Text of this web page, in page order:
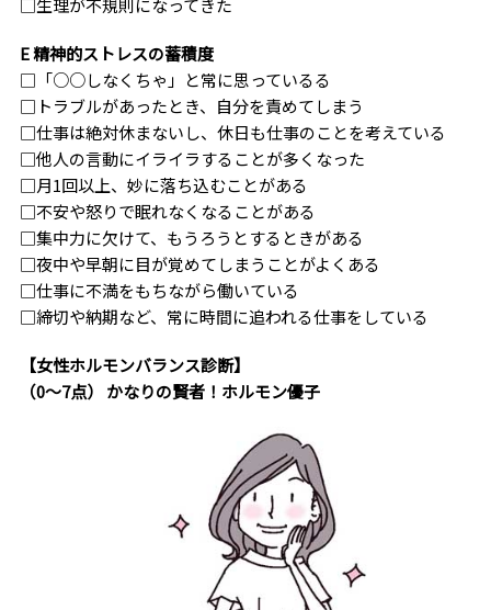
□生理が不規則になってきた
E 精神的ストレスの蓄積度
□「○○しなくちゃ」と常に思っているる
□トラブルがあったとき、自分を責めてしまう
□仕事は絶対休まないし、休日も仕事のことを考えている
□他人の言動にイライラすることが多くなった
□月1回以上、妙に落ち込むことがある
□不安や怒りで眠れなくなることがある
□集中力に欠けて、もうろうとするときがある
□夜中や早朝に目が覚めてしまうことがよくある
□仕事に不満をもちながら働いている
□締切や納期など、常に時間に追われる仕事をしている
【女性ホルモンバランス診断】
（0～7点） かなりの賢者！ホルモン優子